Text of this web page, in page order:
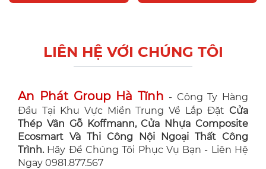
LIÊN HỆ VỚI CHÚNG TÔI
An Phát Group Hà Tĩnh - Công Ty Hàng
Đầu Tại Khu Vực Miền Trung Về Lắp Đặt Cửa
Thép Vân Gỗ Koffmann, Cửa Nhựa Composite
Ecosmart Và Thi Công Nội Ngoại Thất Công
Trình. Hãy Để Chúng Tôi Phục Vụ Bạn - Liên Hệ
Ngay 0981.877.567